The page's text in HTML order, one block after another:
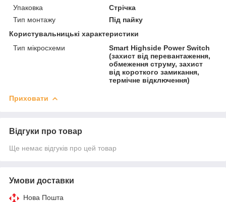
Упаковка
Стрічка
Тип монтажу
Під пайку
Користувальницькі характеристики
Тип мікросхеми
Smart Highside Power Switch
(захист від перевантаження,
обмеження струму, захист
від короткого замикання,
термічне відключення)
Приховати
Відгуки про товар
Ще немає відгуків про цей товар
Умови доставки
Нова Пошта